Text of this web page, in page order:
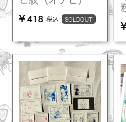
¥ 418 税込 SOLDOUT